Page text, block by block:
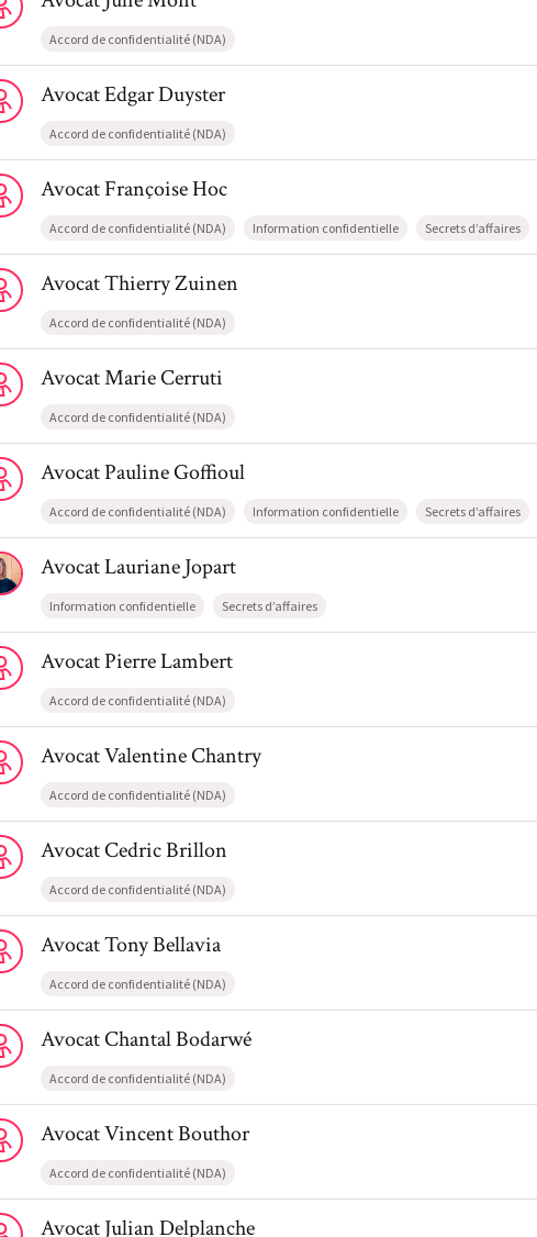
Accord de confidentialité (NDA)
profil de AvocatEdgar Duyster
AvocatEdgarDuyster
Accord de confidentialité (NDA)
profil de AvocatFrançoise Hoc
AvocatFrançoiseHoc
Accord de confidentialité (NDA) Information confidentielle Secrets d’affaires
profil de AvocatThierry Zuinen
AvocatThierryZuinen
Accord de confidentialité (NDA)
profil de AvocatMarie Cerruti
AvocatMarieCerruti
Accord de confidentialité (NDA)
profil de AvocatPauline Goffioul
AvocatPaulineGoffioul
Accord de confidentialité (NDA) Information confidentielle Secrets d’affaires
profil de AvocatLauriane Jopart
AvocatLaurianeJopart
Information confidentielle Secrets d’affaires
profil de AvocatPierre Lambert
AvocatPierreLambert
Accord de confidentialité (NDA)
profil de AvocatValentine Chantry
AvocatValentineChantry
Accord de confidentialité (NDA)
profil de AvocatCedric Brillon
AvocatCedricBrillon
Accord de confidentialité (NDA)
profil de AvocatTony Bellavia
AvocatTonyBellavia
Accord de confidentialité (NDA)
profil de AvocatChantal Bodarwé
AvocatChantalBodarwé
Accord de confidentialité (NDA)
profil de AvocatVincent Bouthor
AvocatVincentBouthor
Accord de confidentialité (NDA)
profil de AvocatJulian Delplanche
AvocatJulianDelplanche